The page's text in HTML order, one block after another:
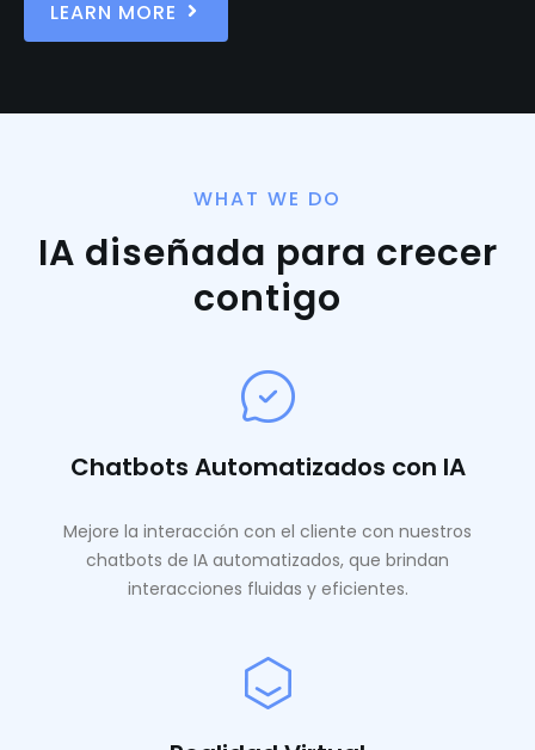
LEARN MORE
WHAT WE DO
IA diseñada para crecer
contigo
Chatbots Automatizados con IA
Mejore la interacción con el cliente con nuestros
chatbots de IA automatizados, que brindan
interacciones fluidas y eficientes.